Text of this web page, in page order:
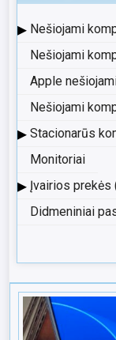
▸ Nešiojami
Nešiojami
Apple
Nešiojami
▸ Stacionarūs
Monitoriai
▸ Įvairios prekės
Didmeniniai